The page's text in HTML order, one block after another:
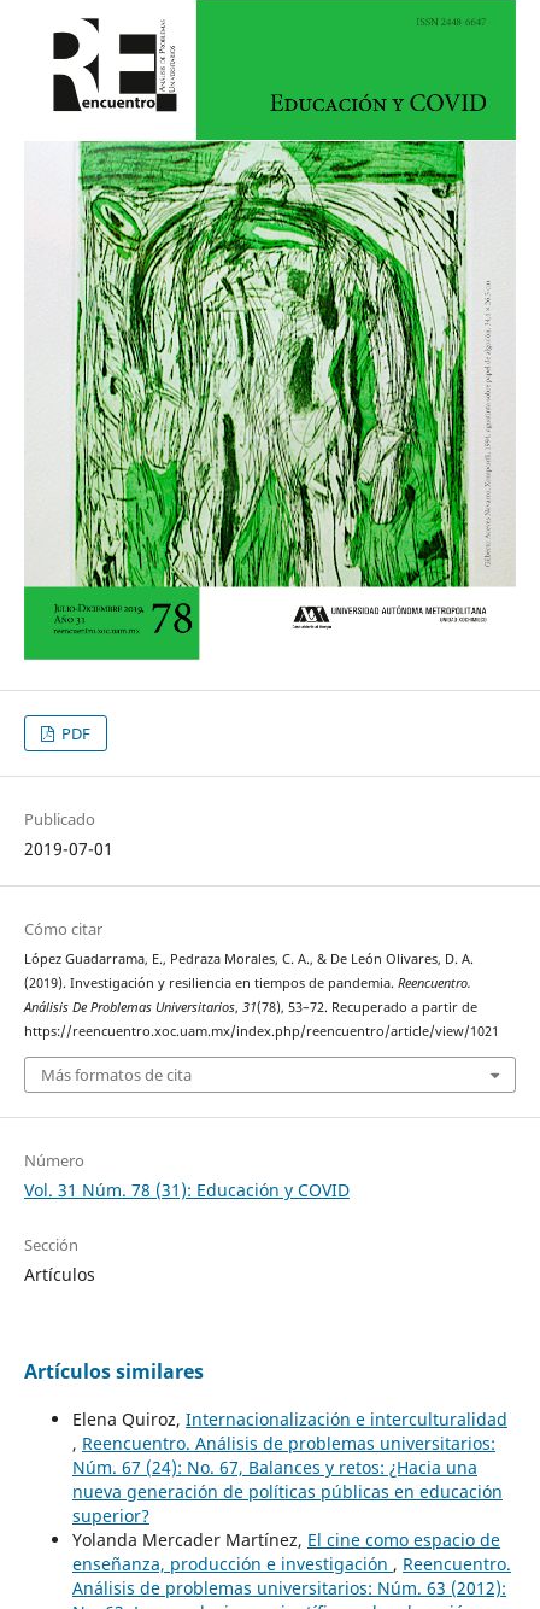
PDF
Publicado
2019-07-01
Cómo citar
López Guadarrama, E., Pedraza Morales, C. A., & De León Olivares, D. A.
(2019). Investigación y resiliencia en tiempos de pandemia. Reencuentro.
Análisis De Problemas Universitarios, 31(78), 53–72. Recuperado a partir de
https://reencuentro.xoc.uam.mx/index.php/reencuentro/article/view/1021
Más formatos de cita
Número
Vol. 31 Núm. 78 (31): Educación y COVID
Sección
Artículos
Artículos similares
Elena Quiroz, Internacionalización e interculturalidad
, Reencuentro. Análisis de problemas universitarios:
Núm. 67 (24): No. 67, Balances y retos: ¿Hacia una
nueva generación de políticas públicas en educación
superior?
Yolanda Mercader Martínez, El cine como espacio de
enseñanza, producción e investigación , Reencuentro.
Análisis de problemas universitarios: Núm. 63 (2012):